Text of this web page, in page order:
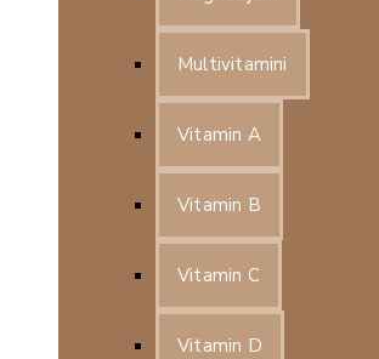
Multivitamini
Vitamin A
Vitamin B
Vitamin C
Vitamin D